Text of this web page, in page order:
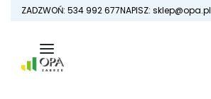
content
ZADZWOŃ: 534 992 677NAPISZ: sklep@opa.pl